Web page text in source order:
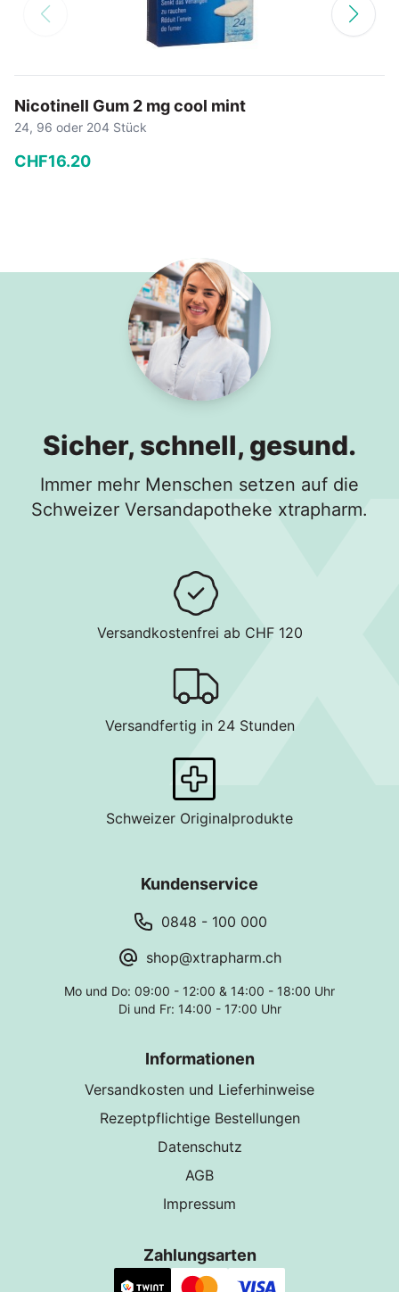
Nicotinell Gum 2 mg cool mint
24, 96 oder 204 Stück
CHF16.20
Sicher, schnell, gesund.
Immer mehr Menschen setzen auf die
Schweizer Versandapotheke xtrapharm.
Versandkostenfrei ab CHF 120
Versandfertig in 24 Stunden
Schweizer Originalprodukte
Kundenservice
0848 - 100 000
shop@xtrapharm.ch
Mo und Do: 09:00 - 12:00 & 14:00 - 18:00 Uhr
Di und Fr: 14:00 - 17:00 Uhr
Informationen
Versandkosten und Lieferhinweise
Rezeptpflichtige Bestellungen
Datenschutz
AGB
Impressum
Zahlungsarten